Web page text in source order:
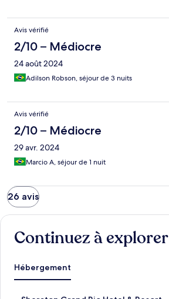
Avis vérifié
2/10 – Médiocre
24 août 2024
Adilson Robson, séjour de 3 nuits
Avis vérifié
2/10 – Médiocre
29 avr. 2024
Marcio A, séjour de 1 nuit
26 avis
Continuez à explorer
Hébergement